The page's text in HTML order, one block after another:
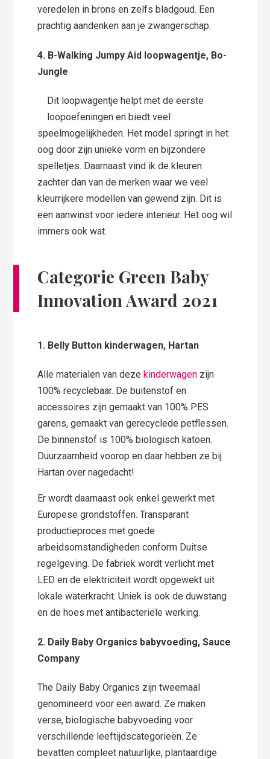
veredelen in brons en zelfs bladgoud. Een
prachtig aandenken aan je zwangerschap.
4. B-Walking Jumpy Aid loopwagentje, Bo-
Jungle
Dit loopwagentje helpt met de eerste
loopoefeningen en biedt veel
speelmogelijkheden. Het model springt in het
oog door zijn unieke vorm en bijzondere
spelletjes. Daarnaast vind ik de kleuren
zachter dan van de merken waar we veel
kleurrijkere modellen van gewend zijn. Dit is
een aanwinst voor iedere interieur. Het oog wil
immers ook wat.
Categorie Green Baby
Innovation Award 2021
1. Belly Button kinderwagen, Hartan
Alle materialen van deze kinderwagen zijn
100% recyclebaar. De buitenstof en
accessoires zijn gemaakt van 100% PES
garens, gemaakt van gerecyclede petflessen.
De binnenstof is 100% biologisch katoen.
Duurzaamheid voorop en daar hebben ze bij
Hartan over nagedacht!
Er wordt daarnaast ook enkel gewerkt met
Europese grondstoffen. Transparant
productieproces met goede
arbeidsomstandigheden conform Duitse
regelgeving. De fabriek wordt verlicht met
LED en de elektriciteit wordt opgewekt uit
lokale waterkracht. Uniek is ook de duwstang
en de hoes met antibacteriële werking.
2. Daily Baby Organics babyvoeding, Sauce
Company
The Daily Baby Organics zijn tweemaal
genomineerd voor een award. Ze maken
verse, biologische babyvoeding voor
verschillende leeftijdscategorieën. Ze
bevatten compleet natuurlijke, plantaardige